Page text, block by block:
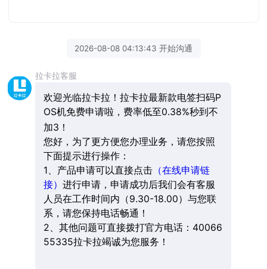
2026-08-08 04:13:43 开始沟通
拉卡拉客服
欢迎光临拉卡拉！拉卡拉最新款电签扫码P
OS机免费申请啦，费率低至0.38%秒到不
加3！
您好，为了更方便您办理业务，请您按照
下面提示进行操作：
1、产品申请可以直接点击（在线申请链
接） 进行申请，申请成功后我们会有客服
人员在工作时间内（9.30-18.00）与您联
系，请您保持电话畅通！
2、其他问题可直接拨打官方电话：40066
55335拉卡拉竭诚为您服务！